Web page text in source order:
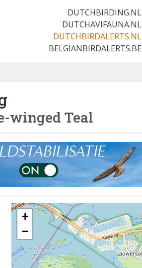
DUTCHBIRDING.NL
DUTCHAVIFAUNA.NL
DUTCHBIRDALERTS.NL
BELGIANBIRDALERTS.BE
winged Teal
+
−